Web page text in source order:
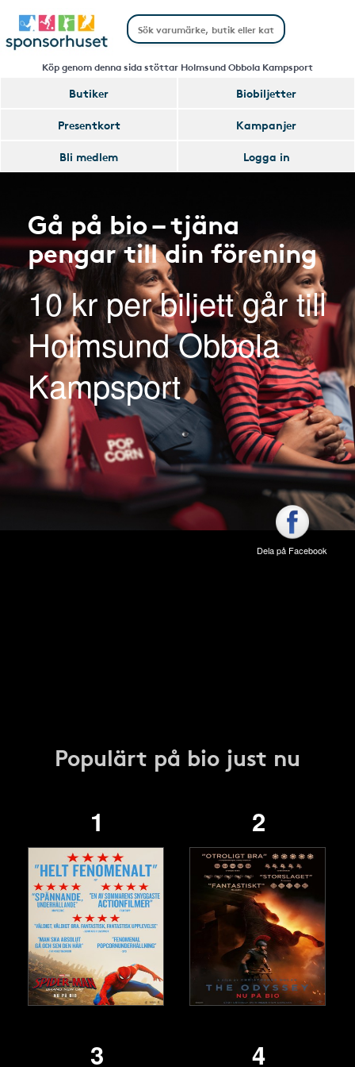
Köp genom denna sida stöttar Holmsund Obbola Kampsport
Butiker
Biobiljetter
Presentkort
Kampanjer
Bli medlem
Logga in
Gå på bio – tjäna
pengar till din förening
10 kr per biljett går till
Holmsund Obbola
Kampsport
Dela på Facebook
Populärt på bio just nu
1 2
3 4